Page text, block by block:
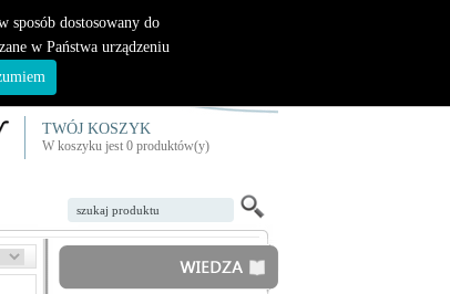
TWÓJ KOSZYK
W koszyku jest 0 produktów(y)
sposób dostosowany do
w Państwa urządzeniu